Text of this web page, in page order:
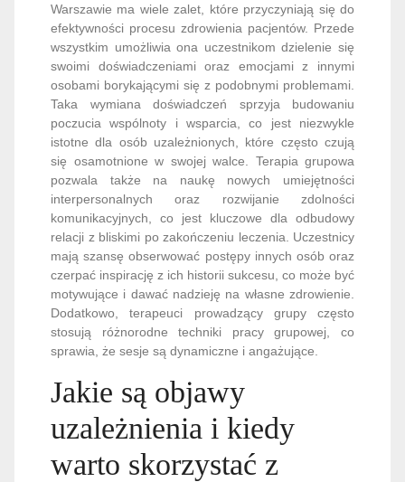
Warszawie ma wiele zalet, które przyczyniają się do
efektywności procesu zdrowienia pacjentów. Przede
wszystkim umożliwia ona uczestnikom dzielenie się
swoimi doświadczeniami oraz emocjami z innymi
osobami borykającymi się z podobnymi problemami.
Taka wymiana doświadczeń sprzyja budowaniu
poczucia wspólnoty i wsparcia, co jest niezwykle
istotne dla osób uzależnionych, które często czują
się osamotnione w swojej walce. Terapia grupowa
pozwala także na naukę nowych umiejętności
interpersonalnych oraz rozwijanie zdolności
komunikacyjnych, co jest kluczowe dla odbudowy
relacji z bliskimi po zakończeniu leczenia. Uczestnicy
mają szansę obserwować postępy innych osób oraz
czerpać inspirację z ich historii sukcesu, co może być
motywujące i dawać nadzieję na własne zdrowienie.
Dodatkowo, terapeuci prowadzący grupy często
stosują różnorodne techniki pracy grupowej, co
sprawia, że sesje są dynamiczne i angażujące.
Jakie są objawy
uzależnienia i kiedy
warto skorzystać z